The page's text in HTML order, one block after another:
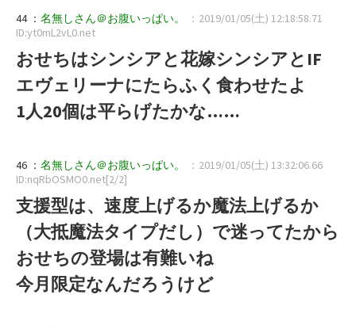
44 ： 名無しさん＠お腹いっぱい。
：2019/01/05(土) 12:18:58.71
ID:yt0mL2vL0.net
おせちはシンシアと花嫁シンシアとIF
エヴェリーナにたらふく食わせたよ
1人20個は平らげたかな……
46 ： 名無しさん＠お腹いっぱい。
：2019/01/05(土) 13:32:06.66
ID:nqRbOSMO0.net[2/2]
支援型は、速度上げるか魔法上げるか
（大抵魔法タイプだし）で迷ってたから
おせちの登場は有難いね
今月限定なんだろうけど